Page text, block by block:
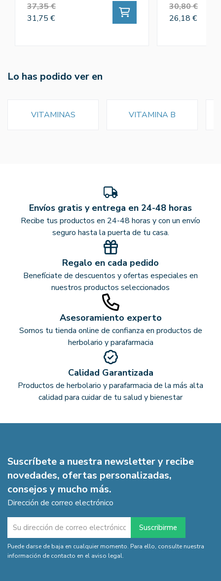
37,35 €
31,75 €
30,80 €
26,18 €
Lo has podido ver en
VITAMINAS VITAMINA B
Envíos gratis y entrega en 24-48 horas
Recibe tus productos en 24-48 horas y con un envío
seguro hasta la puerta de tu casa.
Regalo en cada pedido
Benefíciate de descuentos y ofertas especiales en
nuestros productos seleccionados
Asesoramiento experto
Somos tu tienda online de confianza en productos de
herbolario y parafarmacia
Calidad Garantizada
Productos de herbolario y parafarmacia de la más alta
calidad para cuidar de tu salud y bienestar
Suscríbete a nuestra newsletter y recibe
novedades, ofertas personalizadas,
consejos y mucho más.
Dirección de correo electrónico
Puede darse de baja en cualquier momento. Para ello, consulte nuestra
información de contacto en el aviso legal.